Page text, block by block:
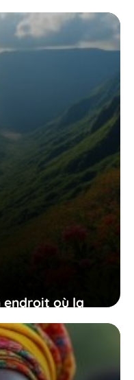
endroit où la
avec des
forts